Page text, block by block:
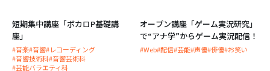
短期集中講座「ボカロP基礎講
座」
#音楽#音響#レコーディング
#音響技術科#音響芸術科
#芸能バラエティ科
オープン講座「ゲーム実況研究」
で“アナ学”からゲーム実況配信！
#Web#配信#芸能#声優#俳優#お笑い